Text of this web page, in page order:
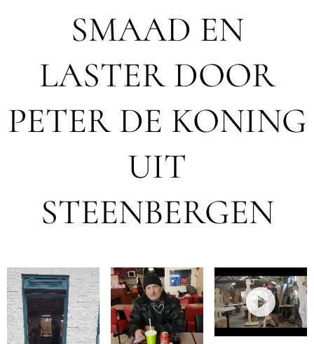
SMAAD EN
LASTER DOOR
PETER DE KONING
UIT
STEENBERGEN